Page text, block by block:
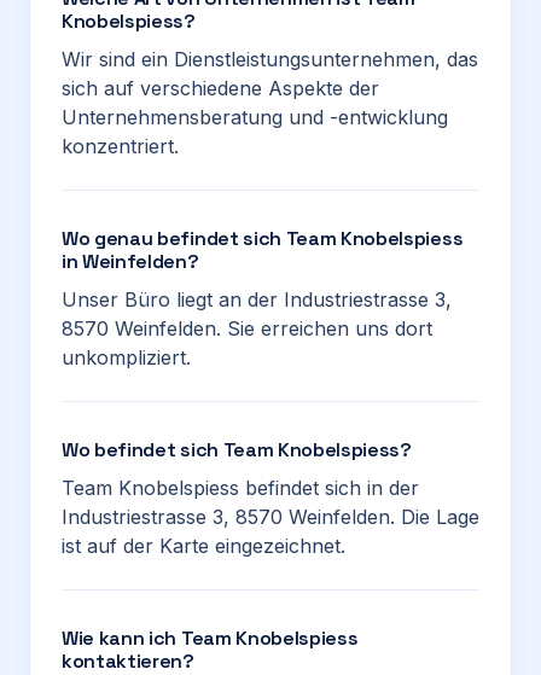
Knobelspiess?
Wir sind ein Dienstleistungsunternehmen, das
sich auf verschiedene Aspekte der
Unternehmensberatung und -entwicklung
konzentriert.
Wo genau befindet sich Team Knobelspiess
in Weinfelden?
Unser Büro liegt an der Industriestrasse 3,
8570 Weinfelden. Sie erreichen uns dort
unkompliziert.
Wo befindet sich Team Knobelspiess?
Team Knobelspiess befindet sich in der
Industriestrasse 3, 8570 Weinfelden. Die Lage
ist auf der Karte eingezeichnet.
Wie kann ich Team Knobelspiess
kontaktieren?